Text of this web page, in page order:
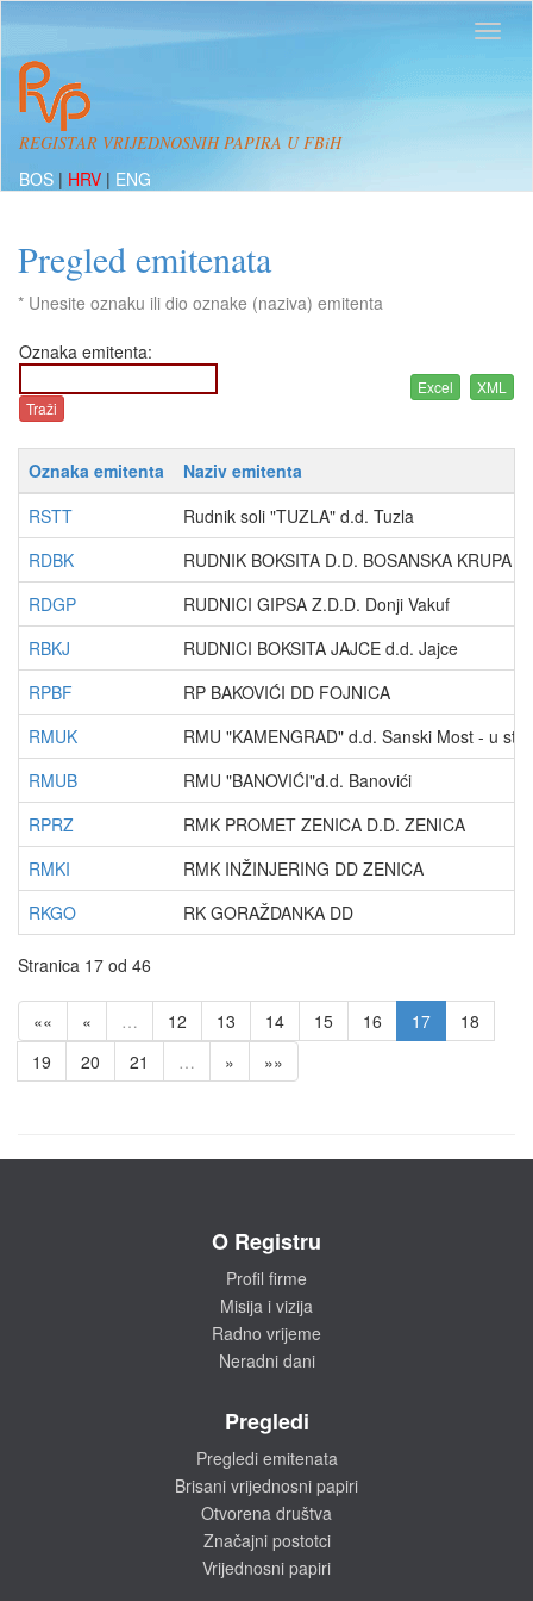
REGISTAR VRIJEDNOSNIH PAPIRA U FBiH
BOS | HRV | ENG
Pregled emitenata
* Unesite oznaku ili dio oznake (naziva) emitenta
Oznaka emitenta:
Oznaka emitenta
Naziv emitenta
RSTT
Rudnik soli "TUZLA" d.d. Tuzla
RDBK
RUDNIK BOKSITA D.D. BOSANSKA KRUPA
RDGP
RUDNICI GIPSA Z.D.D. Donji Vakuf
RBKJ
RUDNICI BOKSITA JAJCE d.d. Jajce
RPBF
RP BAKOVIĆI DD FOJNICA
RMUK
RMU "KAMENGRAD" d.d. Sanski Most - u
RMUB
RMU "BANOVIĆI"d.d. Banovići
RPRZ
RMK PROMET ZENICA D.D. ZENICA
RMKI
RMK INŽINJERING DD ZENICA
RKGO
RK GORAŽDANKA DD
Stranica 17 od 46
«« « … 12 13 14 15 16 17
18
19
20 21 … » »»
O Registru
Profil firme
Misija i vizija
Radno vrijeme
Neradni dani
Pregledi
Pregledi emitenata
Brisani vrijednosni papiri
Otvorena društva
Značajni postotci
Vrijednosni papiri